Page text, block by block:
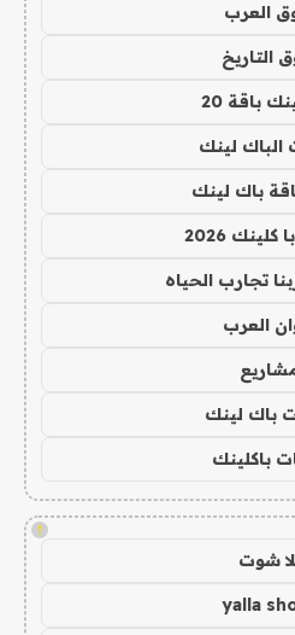
العرب
التاريخ
باقة 20
الباك لينك
باك لينك
2026
تجارب الحياه
العرب
باك لينك
باكلينك
!
شوت
yalla